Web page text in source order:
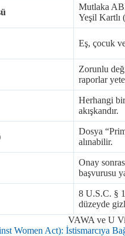
Mutlaka
Yeşil Kartlı
Eş, çocuk
Zorunlu
raporlar
Herhangi
akışkandır.
Dosya
alınabilir.
Onay
başvurusu
8 U.S.C. §
düzeyde
VAWA ve U
Women Act): İstismarcıya